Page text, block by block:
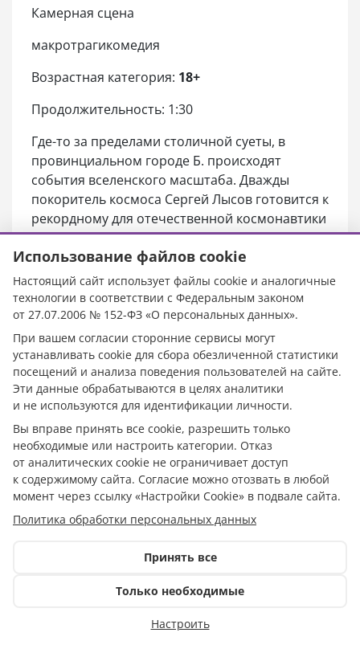
Камерная сцена
макротрагикомедия
Возрастная категория: 18+
Продолжительность: 1:30
Где-то за пределами столичной суеты, в
провинциальном городе Б. происходят
события вселенского масштаба. Дважды
покоритель космоса Сергей Лысов готовится к
рекордному для отечественной космонавтики
третьему полёту. Но перед этим он впервые
за много лет вернется в родной Б., где его с
нетерпением ждут земляки. А больше всех —
его одноклассница Таня Соколова. Теперь —
Татьяна Викторовна Гизатуллина.
Для неё эта встреча — последний… Кто знает…
Может, неспроста она хранит школьный
карандаш, подаренный Сережей в десятом
классе, — импортный, полумягкий, давным-
давно сломанный пополам. Кох-и-нор!
Божечки!
Предупреждение: незаконное употребление
наркотических средств, психотропных
веществ, их аналогов причиняет вред
здоровью, их незаконный оборот запрещен и
влечет установленную законодательством
Участник Всероссийского фестиваля молодой
режиссуры «АРТМИГРАЦИЯ-КАЗАНЬ» 2023
Премьера состоялась 15 сентября 2022 года
Использование файлов cookie
Настоящий сайт использует файлы cookie и аналогичные
технологии в соответствии с Федеральным законом
от 27.07.2006 № 152-ФЗ «О персональных данных».
При вашем согласии сторонние сервисы могут
устанавливать cookie для сбора обезличенной статистики
посещений и анализа поведения пользователей на сайте.
Эти данные обрабатываются в целях аналитики
и не используются для идентификации личности.
Вы вправе принять все cookie, разрешить только
необходимые или настроить категории. Отказ
от аналитических cookie не ограничивает доступ
к содержимому сайта. Согласие можно отозвать в любой
момент через ссылку «Настройки Cookie» в подвале сайта.
Политика обработки персональных данных
Принять все
Только необходимые
Настроить